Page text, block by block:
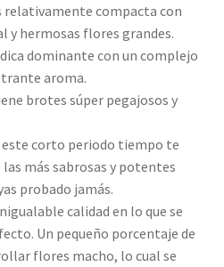
relativamente compacta con
y hermosas flores grandes.
dominante con un complejo
aroma.
brotes súper pegajosos y
corto periodo tiempo te
más sabrosas y potentes
probado jamás.
calidad en lo que se
Un pequeño porcentaje de
flores macho, lo cual se